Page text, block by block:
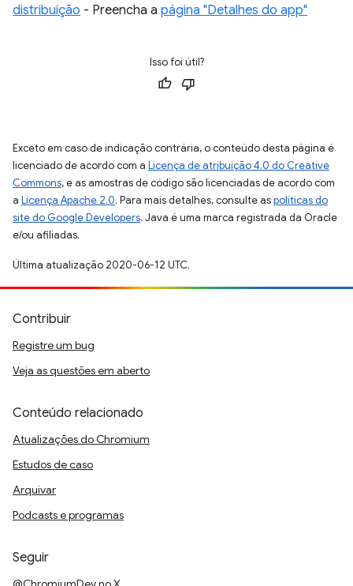
distribuição - Preencha a página "Detalhes do app"
Isso foi útil?
Exceto em caso de indicação contrária, o conteúdo desta página é
licenciado de acordo com a Licença de atribuição 4.0 do Creative
Commons, e as amostras de código são licenciadas de acordo com
a Licença Apache 2.0. Para mais detalhes, consulte aspolíticas do
site do Google Developers. Java é uma marca registrada da Oracle
e/ou afiliadas.
Última atualização 2020-06-12 UTC.
Contribuir
Registre um bug
Veja as questões em aberto
Conteúdo relacionado
Atualizações do Chromium
Estudos de caso
Arquivar
Podcasts e programas
Seguir